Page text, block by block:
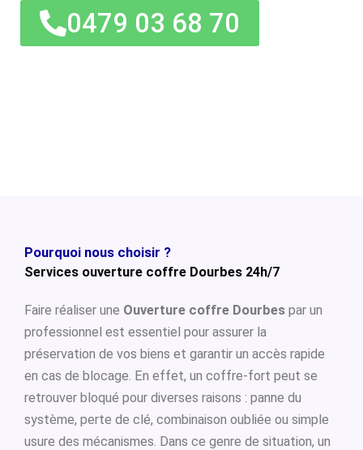
0479 03 68 70
Pourquoi nous choisir ?
Services ouverture coffre Dourbes 24h/7
Faire réaliser une Ouverture coffre Dourbes par un
professionnel est essentiel pour assurer la
préservation de vos biens et garantir un accès rapide
en cas de blocage. En effet, un coffre-fort peut se
retrouver bloqué pour diverses raisons : panne du
système, perte de clé, combinaison oubliée ou simple
usure des mécanismes. Dans ce genre de situation, un